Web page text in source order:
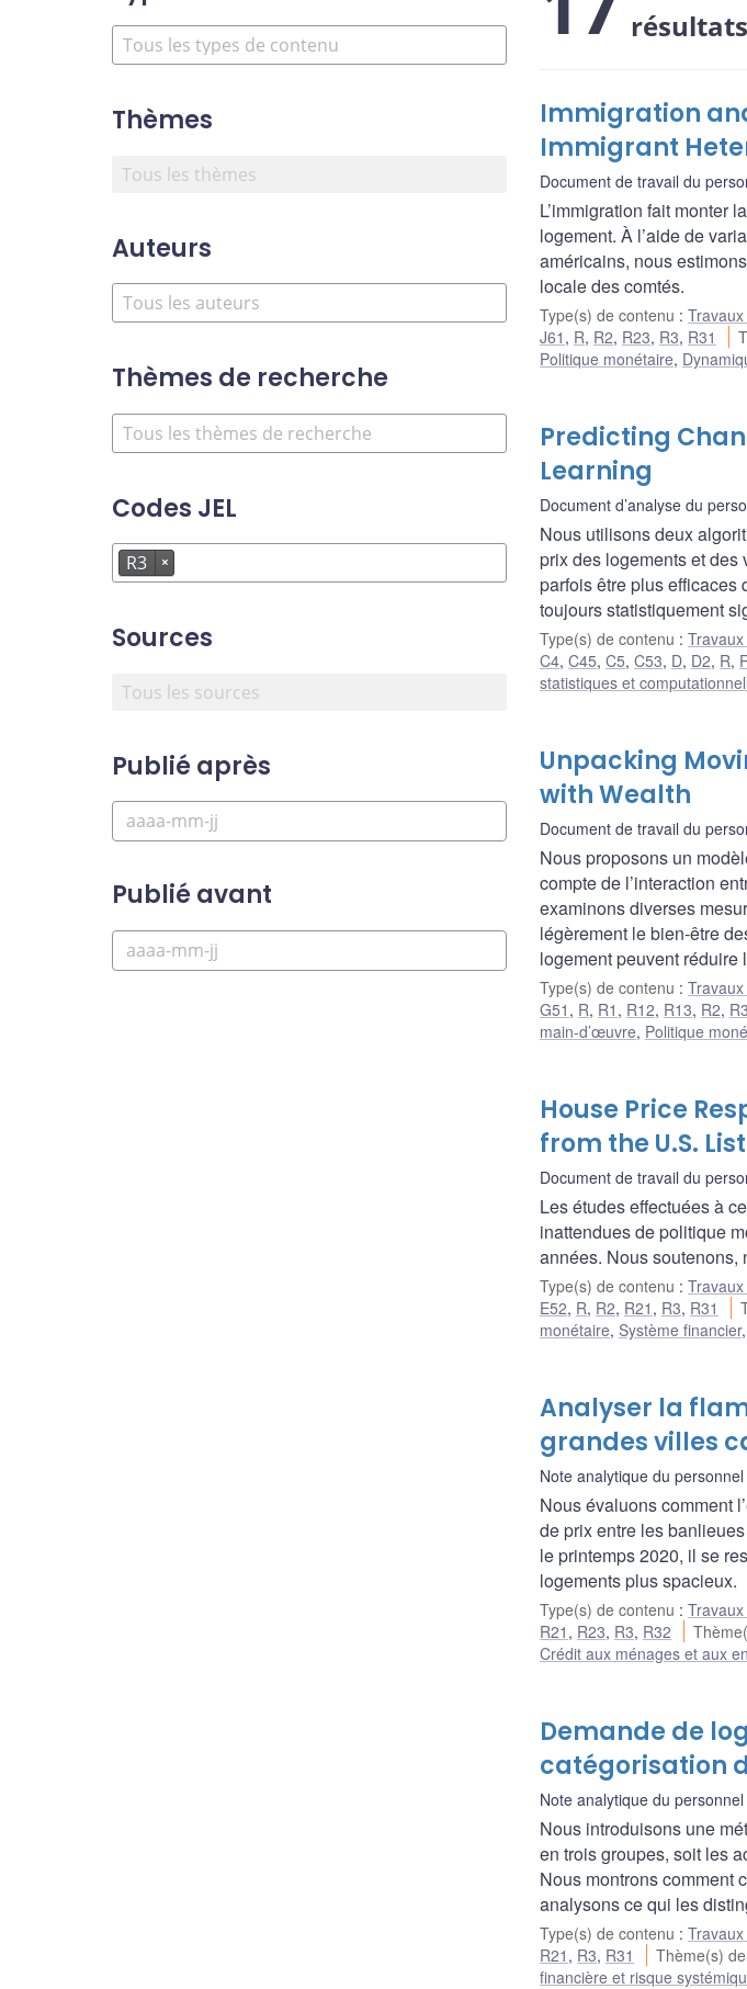
Thèmes
Auteurs
Thèmes de recherche
Codes JEL
R3 ×
Sources
Publié après
Publié avant
résultats
Immigration
Immigrant
Document de travail du
L’immigration fait monter
logement. À l’aide de
américains, nous
locale des comtés.
Type(s) de contenu :
J61 , R, R2, R23, R3, R31
Politique monétaire,
Predicting
Learning
Document d’analyse du
Nous utilisons deux
prix des logements et
parfois être plus efficaces
toujours statistiquement
Type(s) de contenu :
C4, C45, C5, C53, D, D2, R,
statistiques et
Unpacking
with Wealth
Document de travail du
Nous proposons un
compte de l’interaction
examinons diverses
légèrement le bien-être
logement peuvent réduire
Type(s) de contenu :
G51 , R, R1 , R12, R13, R2, R3
main-d’œuvre, Politique
House Price
from the U.S.
Document de travail du
Les études effectuées à
inattendues de politique
années. Nous soutenons,
Type(s) de contenu :
E52, R, R2, R21 , R3, R31
monétaire, Système financier,
Analyser la
grandes villes
Note analytique du
Nous évaluons comment
de prix entre les
le printemps 2020, il se
logements plus spacieux.
Type(s) de contenu :
R21 , R23, R3, R32
Crédit aux ménages et aux
Demande de
catégorisation
Note analytique du personnel
Nous introduisons une
en trois groupes, soit les
Nous montrons comment
analysons ce qui les
Type(s) de contenu :
R21 , R3, R31 Thème(s)
financière et risque